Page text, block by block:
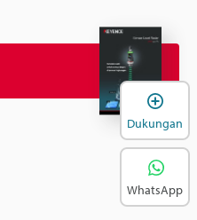
Dukungan
WhatsApp